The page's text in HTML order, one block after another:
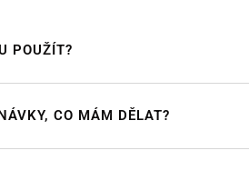
POUŽÍT?
CO MÁM DĚLAT?